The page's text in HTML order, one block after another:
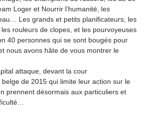
Loger et Nourrir l’humanité, les
Les grands et petits planificateurs, les
rouleurs de clopes, et les pourvoyeuses
40 personnes qui se sont bougés pour
nous avons hâte de vous montrer le
attaque, devant la cour
de 2015 qui limite leur action sur le
prennent désormais aux particuliers et